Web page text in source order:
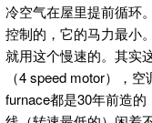
冷空气在屋里提前循环
控制的，它的马力最小
就用这个慢速的。其实
（4 speed motor），
furnace都是30年前造